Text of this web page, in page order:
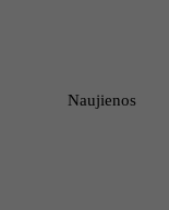
Naujienos